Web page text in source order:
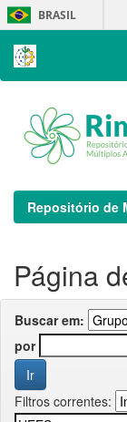
Skip
navigation
BRASIL
Repositório de
Página
Buscar em:
por
Filtros correntes: